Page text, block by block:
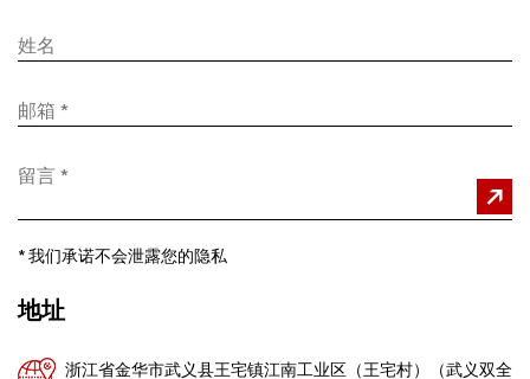
* 我们承诺不会泄露您的隐私
地址
浙江省金华市武义县王宅镇江南工业区（王宅村）（武义双全